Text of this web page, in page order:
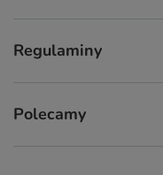
Regulaminy
Polecamy